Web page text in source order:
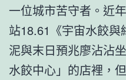
一位城市苦守者。近
站18.61《宇宙水餃
泥與末日預兆廖沾沾
水餃中心」的店裡，